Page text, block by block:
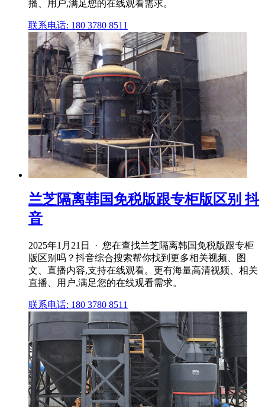
播、用户,满足您的在线观看需求。
联系电话: 180 3780 8511
兰芝隔离韩国免税版跟专柜版区别 抖
音
2025年1月21日 · 您在查找兰芝隔离韩国免税版跟专柜
版区别吗？抖音综合搜索帮你找到更多相关视频、图
文、直播内容,支持在线观看。更有海量高清视频、相关
直播、用户,满足您的在线观看需求。
联系电话: 180 3780 8511